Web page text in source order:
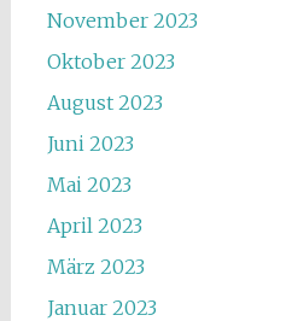
November 2023
Oktober 2023
August 2023
Juni 2023
Mai 2023
April 2023
März 2023
Januar 2023